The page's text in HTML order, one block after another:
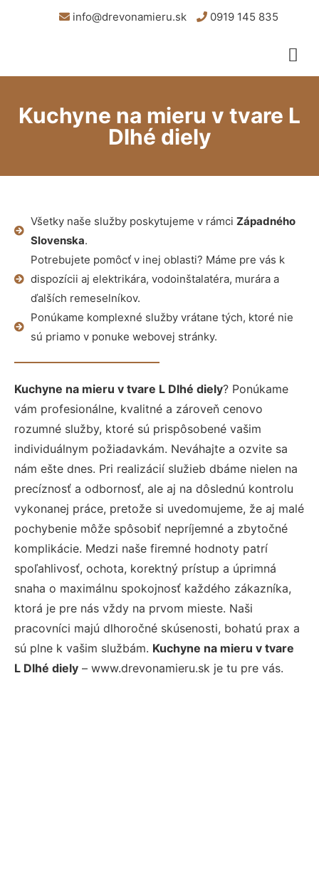
info@drevonamieru.sk 0919 145 835
Kuchyne na mieru v tvare L
Dlhé diely
Všetky naše služby poskytujeme v rámci Západného
Slovenska.
Potrebujete pomôcť v inej oblasti? Máme pre vás k
dispozícii aj elektrikára, vodoinštalatéra, murára a
ďalších remeselníkov.
Ponúkame komplexné služby vrátane tých, ktoré nie
sú priamo v ponuke webovej stránky.
Kuchyne na mieru v tvare L Dlhé diely? Ponúkame
vám profesionálne, kvalitné a zároveň cenovo
rozumné služby, ktoré sú prispôsobené vašim
individuálnym požiadavkám. Neváhajte a ozvite sa
nám ešte dnes. Pri realizácií služieb dbáme nielen na
precíznosť a odbornosť, ale aj na dôslednú kontrolu
vykonanej práce, pretože si uvedomujeme, že aj malé
pochybenie môže spôsobiť nepríjemné a zbytočné
komplikácie. Medzi naše firemné hodnoty patrí
spoľahlivosť, ochota, korektný prístup a úprimná
snaha o maximálnu spokojnosť každého zákazníka,
ktorá je pre nás vždy na prvom mieste. Naši
pracovníci majú dlhoročné skúsenosti, bohatú prax a
sú plne k vašim službám. Kuchyne na mieru v tvare
L Dlhé diely – www.drevonamieru.sk je tu pre vás.